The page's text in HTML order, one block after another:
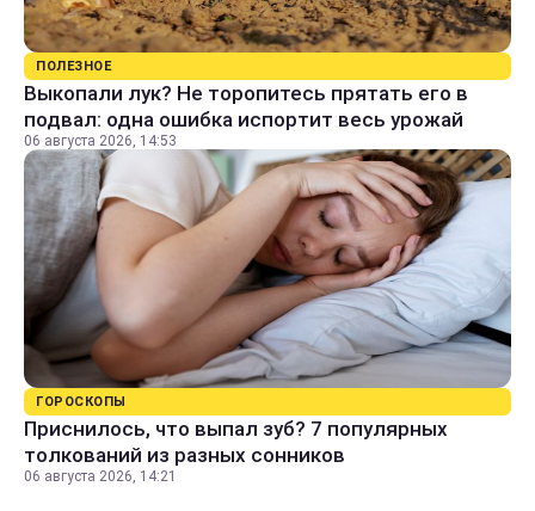
ПОЛЕЗНОЕ
Выкопали лук? Не торопитесь прятать его в
подвал: одна ошибка испортит весь урожай
06 августа 2026, 14:53
ГОРОСКОПЫ
Приснилось, что выпал зуб? 7 популярных
толкований из разных сонников
06 августа 2026, 14:21